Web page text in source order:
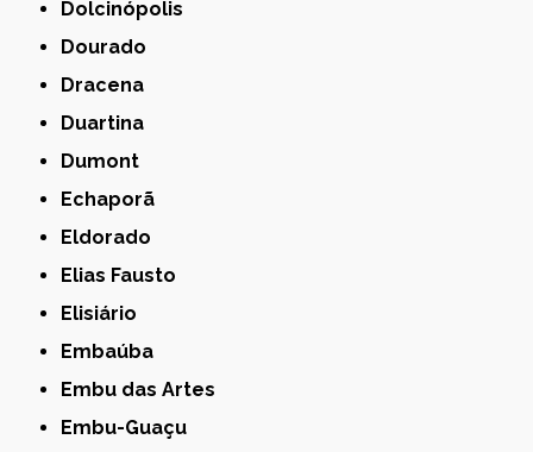
Dolcinópolis
Dourado
Dracena
Duartina
Dumont
Echaporã
Eldorado
Elias Fausto
Elisiário
Embaúba
Embu das Artes
Embu-Guaçu